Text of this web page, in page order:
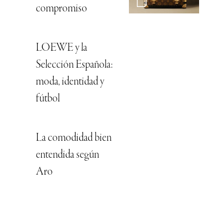
compromiso
LOEWE y la
Selección Española:
moda, identidad y
fútbol
La comodidad bien
entendida según
Aro